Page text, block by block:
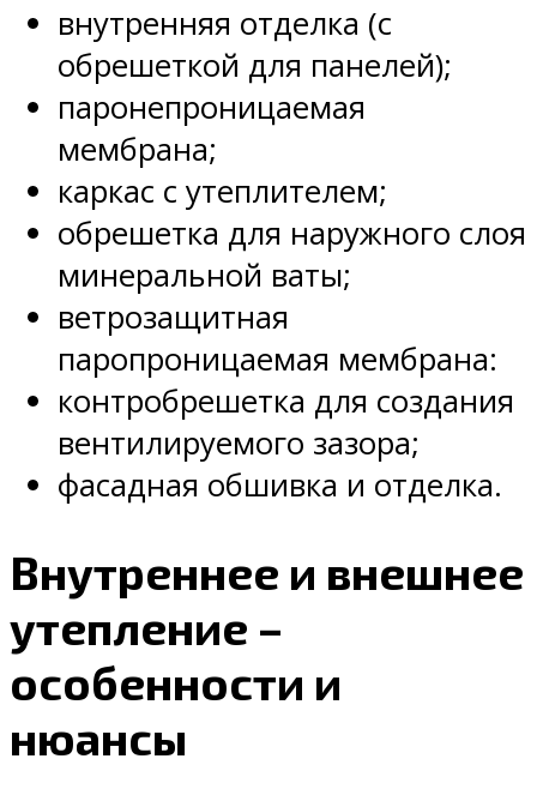
внутренняя отделка (с
обрешеткой для панелей);
паронепроницаемая
мембрана;
каркас с утеплителем;
обрешетка для наружного слоя
минеральной ваты;
ветрозащитная
паропроницаемая мембрана:
контробрешетка для создания
вентилируемого зазора;
фасадная обшивка и отделка.
Внутреннее и внешнее
утепление –
особенности и
нюансы